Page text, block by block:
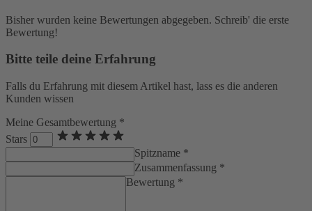
Bisher wurden keine Bewertungen abgegeben. Schreib' die erste
Bewertung!
Bitte teile deine Erfahrung
Falls du Erfahrung mit diesem Artikel hast, lass es die anderen
Kunden wissen
Meine Gesamtbewertung *
Stars
Spitzname *
Zusammenfassung *
Bewertung *